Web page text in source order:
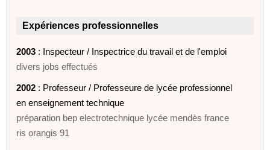
Expériences professionnelles
2003 : Inspecteur / Inspectrice du travail et de l'emploi
divers jobs effectués
2002 : Professeur / Professeure de lycée professionnel
en enseignement technique
préparation bep electrotechnique lycée mendès france
ris orangis 91